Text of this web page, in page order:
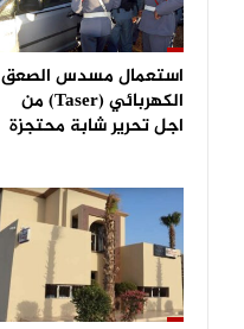
استعمال مسدس الصعق
الكهربائي (Taser) من
اجل تحرير شابة محتجزة